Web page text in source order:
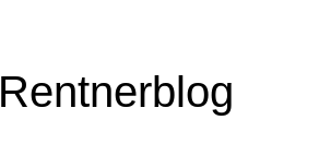
Rentnerblog